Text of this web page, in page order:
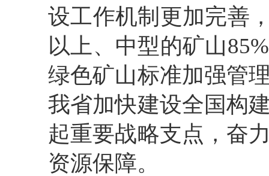
设工作机制更加完善
以上、中型的矿山85%
绿色矿山标准加强管
我省加快建设全国构
起重要战略支点，奋
资源保障。